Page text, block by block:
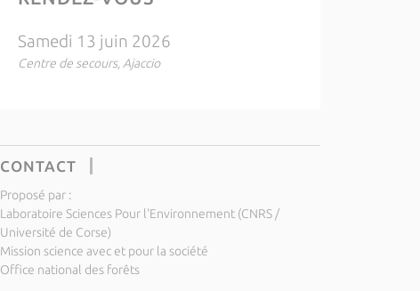
Samedi 13 juin 2026
Centre de secours, Ajaccio
CONTACT
Proposé par :
Laboratoire Sciences Pour l'Environnement (CNRS /
Université de Corse)
Mission science avec et pour la société
Office national des forêts